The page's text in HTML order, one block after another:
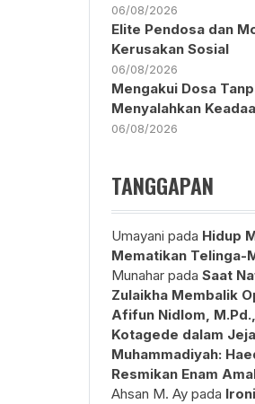
06/08/2026
Elite Pendosa dan
Kerusakan Sosial
06/08/2026
Mengakui Dosa
Menyalahkan
06/08/2026
TANGGAPAN
Umayani pada Hidup
Mematikan Telinga-
Munahar padaSaat
Zulaikha Membalik
Afifun Nidlom,
Kotagede dalam
Muhammadiyah:
Resmikan Enam
Ahsan M. Ay pada